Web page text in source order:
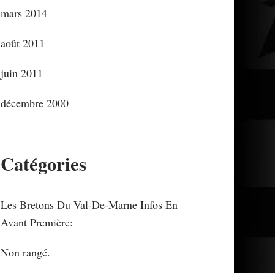
mars 2014
août 2011
juin 2011
décembre 2000
Catégories
Les Bretons Du Val-De-Marne Infos En
Avant Première:
Non rangé.